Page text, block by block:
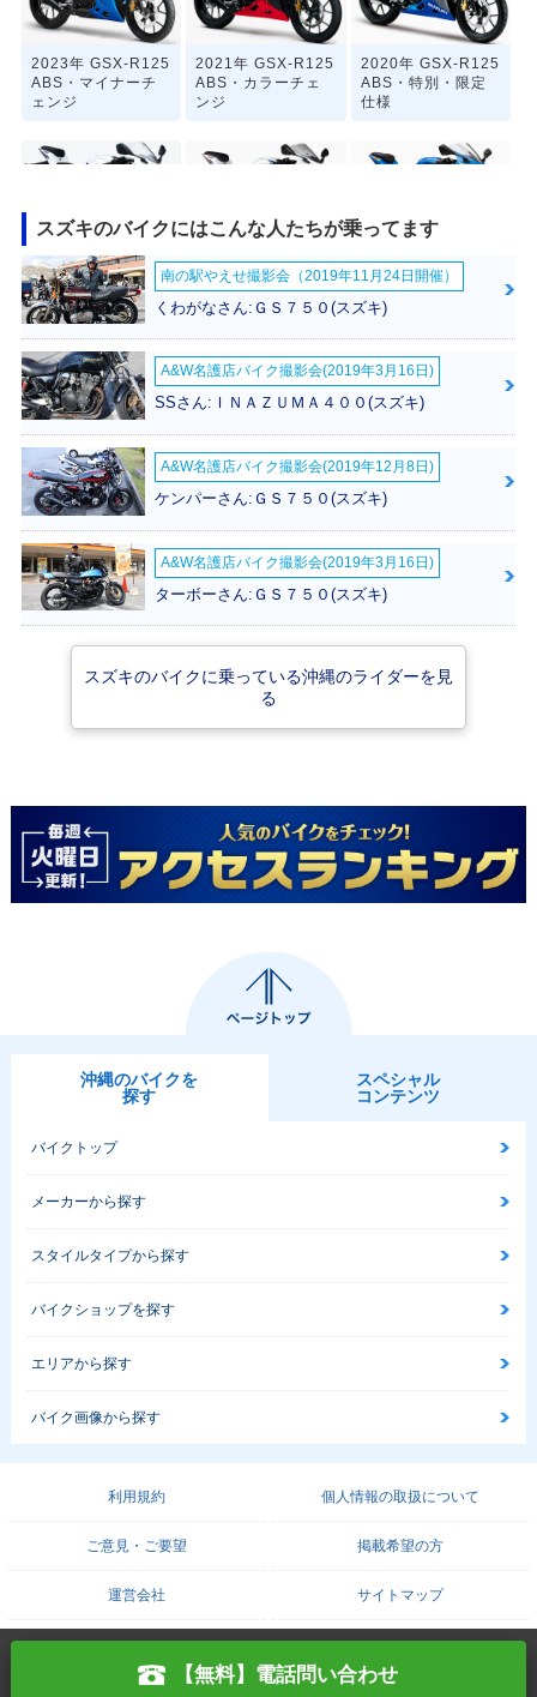
2023年 GSX-R125
ABS・マイナーチ
ェンジ
2021年 GSX-R125
ABS・カラーチェ
ンジ
2020年 GSX-R125
ABS・特別・限定
仕様
2020年 GSX-R125
ABS・マイナーチ
ェンジ
2019年 GSX-R125
ABS・カラーチェ
ンジ
2018年 GSX-R125
ABS・新登場
2017年 GSX-R12
5・新登場
スズキのバイクにはこんな人たちが乗ってます
南の駅やえせ撮影会（2019年11月24日開催）
くわがなさん:ＧＳ７５０(スズキ)
A&W名護店バイク撮影会(2019年3月16日)
SSさん:ＩＮＡＺＵＭＡ４００(スズキ)
A&W名護店バイク撮影会(2019年12月8日)
ケンパーさん:ＧＳ７５０(スズキ)
A&W名護店バイク撮影会(2019年3月16日)
ターボーさん:ＧＳ７５０(スズキ)
スズキのバイクに乗っている沖縄のライダーを見
る
【無料】電話問い合わせ
沖縄のバイクを
探す
スペシャル
コンテンツ
バイクトップ
メーカーから探す
スタイルタイプから探す
バイクショップを探す
エリアから探す
バイク画像から探す
利用規約 個人情報の取扱について
ご意見・ご要望 掲載希望の方
運営会社 サイトマップ
PROTO SOLUTION. ALL RIGHTS RESERVED.